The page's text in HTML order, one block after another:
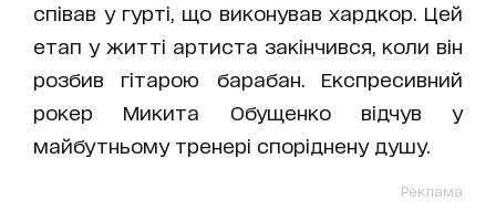
співав у гурті, що виконував хардкор. Цей
етап у житті артиста закінчився, коли він
розбив гітарою барабан. Експресивний
рокер Микита Обущенко відчув у
майбутньому тренері споріднену душу.
Реклама